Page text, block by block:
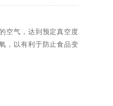
空气，达到预定真空度
，以有利于防止食品变
这个原理，把包装袋内